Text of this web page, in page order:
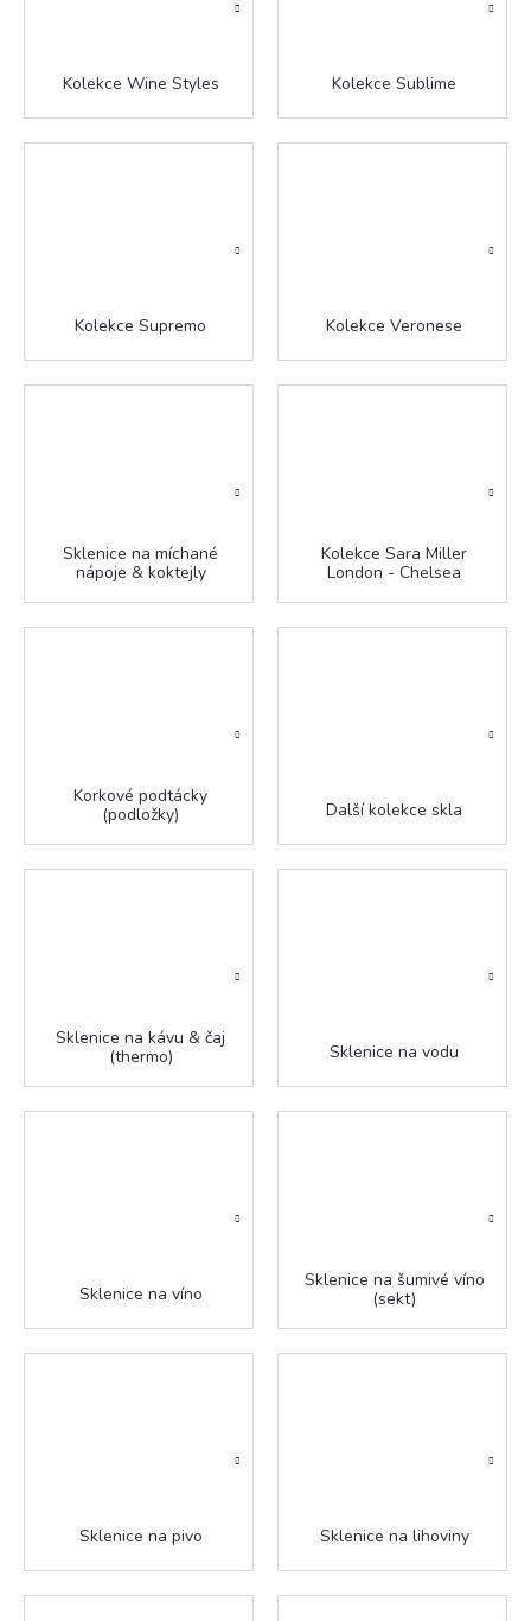
Kolekce Wine Styles Kolekce Sublime
Kolekce Supremo Kolekce Veronese
Sklenice na míchané
nápoje & koktejly
Kolekce Sara Miller
London - Chelsea
Korkové podtácky
(podložky)
Další kolekce skla
Sklenice na kávu & čaj
(thermo)
Sklenice na vodu
Sklenice na víno
Sklenice na šumivé víno
(sekt)
Sklenice na pivo Sklenice na lihoviny